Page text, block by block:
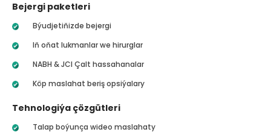
Bejergi paketleri
Býudjetiňizde bejergi
Iň oňat lukmanlar we hirurglar
NABH & JCI Çalt hassahanalar
Köp maslahat beriş opsiýalary
Tehnologiýa çözgütleri
Talap boýunça wideo maslahaty